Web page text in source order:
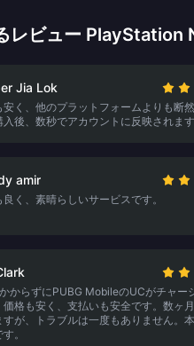
レビュー
Jia Lok
安く、他のプラットフォームよりも断
入後、数秒でアカウントに反映されます
amir
良く、素晴らしいサービスです。
からずにPUBG MobileのUCがチャー
価格も安く、支払いも安全です。数ヶ
すが、トラブルは一度もありません。
。